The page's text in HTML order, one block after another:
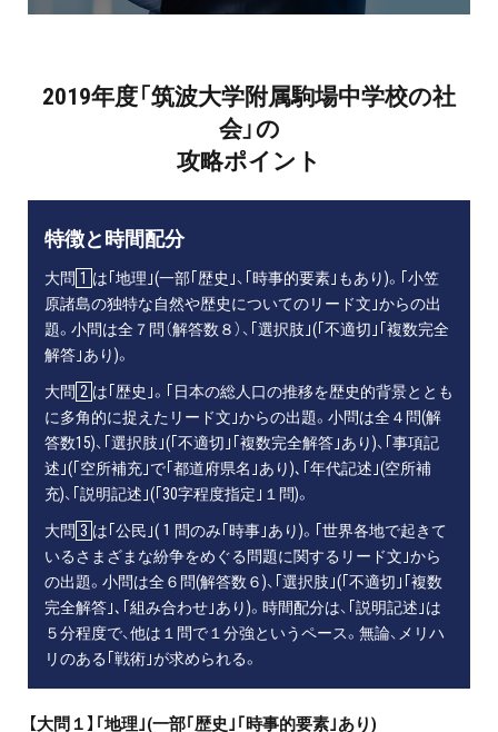
2019年度「筑波大学附属駒場中学校の社
会」の
攻略ポイント
特徴と時間配分
大問 1 は｢地理｣(一部｢歴史｣、｢時事的要素｣もあり)。｢小笠
原諸島の独特な自然や歴史についてのリード文｣からの出
題。小問は全７問（解答数８）、｢選択肢｣(｢不適切｣｢複数完全
解答｣あり)。
大問 2 は｢歴史｣。｢日本の総人口の推移を歴史的背景ととも
に多角的に捉えたリード文｣からの出題。小問は全４問(解
答数15)、｢選択肢｣(｢不適切｣｢複数完全解答｣あり)、｢事項記
述｣(｢空所補充｣で｢都道府県名｣あり)､｢年代記述｣(空所補
充)、｢説明記述｣(｢30字程度指定｣１問)。
大問 3 は｢公民｣(１問のみ｢時事｣あり)。｢世界各地で起きて
いるさまざまな紛争をめぐる問題に関するリード文｣から
の出題。小問は全６問(解答数６)、｢選択肢｣(｢不適切｣｢複数
完全解答｣､｢組み合わせ｣あり)。時間配分は、｢説明記述｣は
５分程度で、他は１問で１分強というペース。無論、メリハ
リのある｢戦術｣が求められる。
【大問１】｢地理｣(一部｢歴史｣｢時事的要素｣あり)